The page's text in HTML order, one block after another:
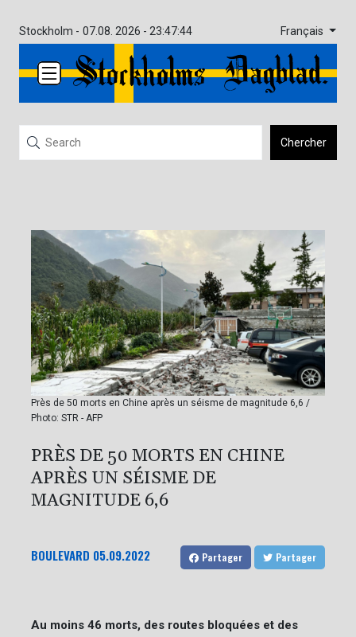
Stockholm - 07.08. 2026 - 23:47:44 Français
Chercher
Près de 50 morts en Chine après un séisme de magnitude 6,6 /
Photo: STR - AFP
PRÈS DE 50 MORTS EN CHINE
APRÈS UN SÉISME DE
MAGNITUDE 6,6
BOULEVARD 05.09.2022 Partager Partager
Au moins 46 morts, des routes bloquées et des